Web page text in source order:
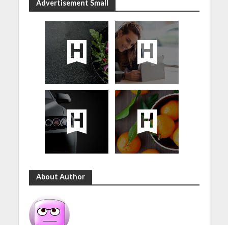
Advertisement Small
About Author